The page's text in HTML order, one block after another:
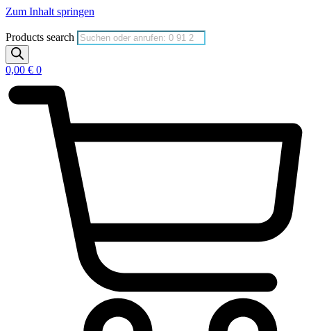
Zum Inhalt springen
Products search
0,00 € 0